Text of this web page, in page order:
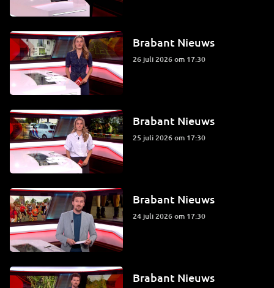
Brabant Nieuws
26 juli 2026 om 17:30
Brabant Nieuws
25 juli 2026 om 17:30
Brabant Nieuws
24 juli 2026 om 17:30
Brabant Nieuws